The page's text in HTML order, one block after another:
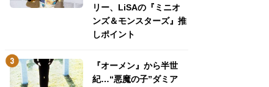
リー、LiSAの『ミニオ
ンズ＆モンスターズ』推
しポイント
『オーメン』から半世
紀…“悪魔の子”ダミア